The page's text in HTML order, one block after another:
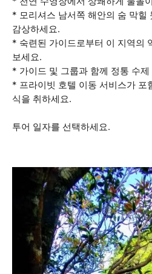
* 모리셔스 남서쪽 해안의 숨 막힐
감상하세요.
* 숙련된 가이드로부터 이 지역의
보세요.
* 가이드 및 그룹과 함께 정통 수
* 프라이빗 호텔 이동 서비스가 포
식을 취하세요.
투어 일자를 선택하세요.